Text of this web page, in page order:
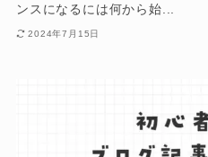
ンスになるには何から始...
2024年7月15日